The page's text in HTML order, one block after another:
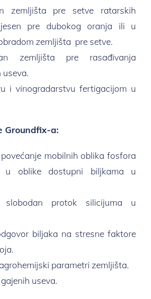
zemljišta pre setve ratarskih
pre dubokog oranja ili u
zemljišta pre setve.
zemljišta pre rasađivanja
i vinogradarstvu fertigacijom u
Groundfix-a:
mobilnih oblika fosfora
u oblike dostupni biljkama u
slobodan protok silicijuma u
biljaka na stresne faktore
parametri zemljišta.
useva.